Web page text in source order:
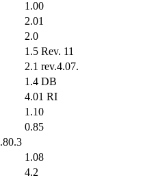
1.00
2.01
2.0
1.5 Rev. 11
2.1 rev.4.07.
1.4 DB
4.01 RI
1.10
0.85
1.08
4.2